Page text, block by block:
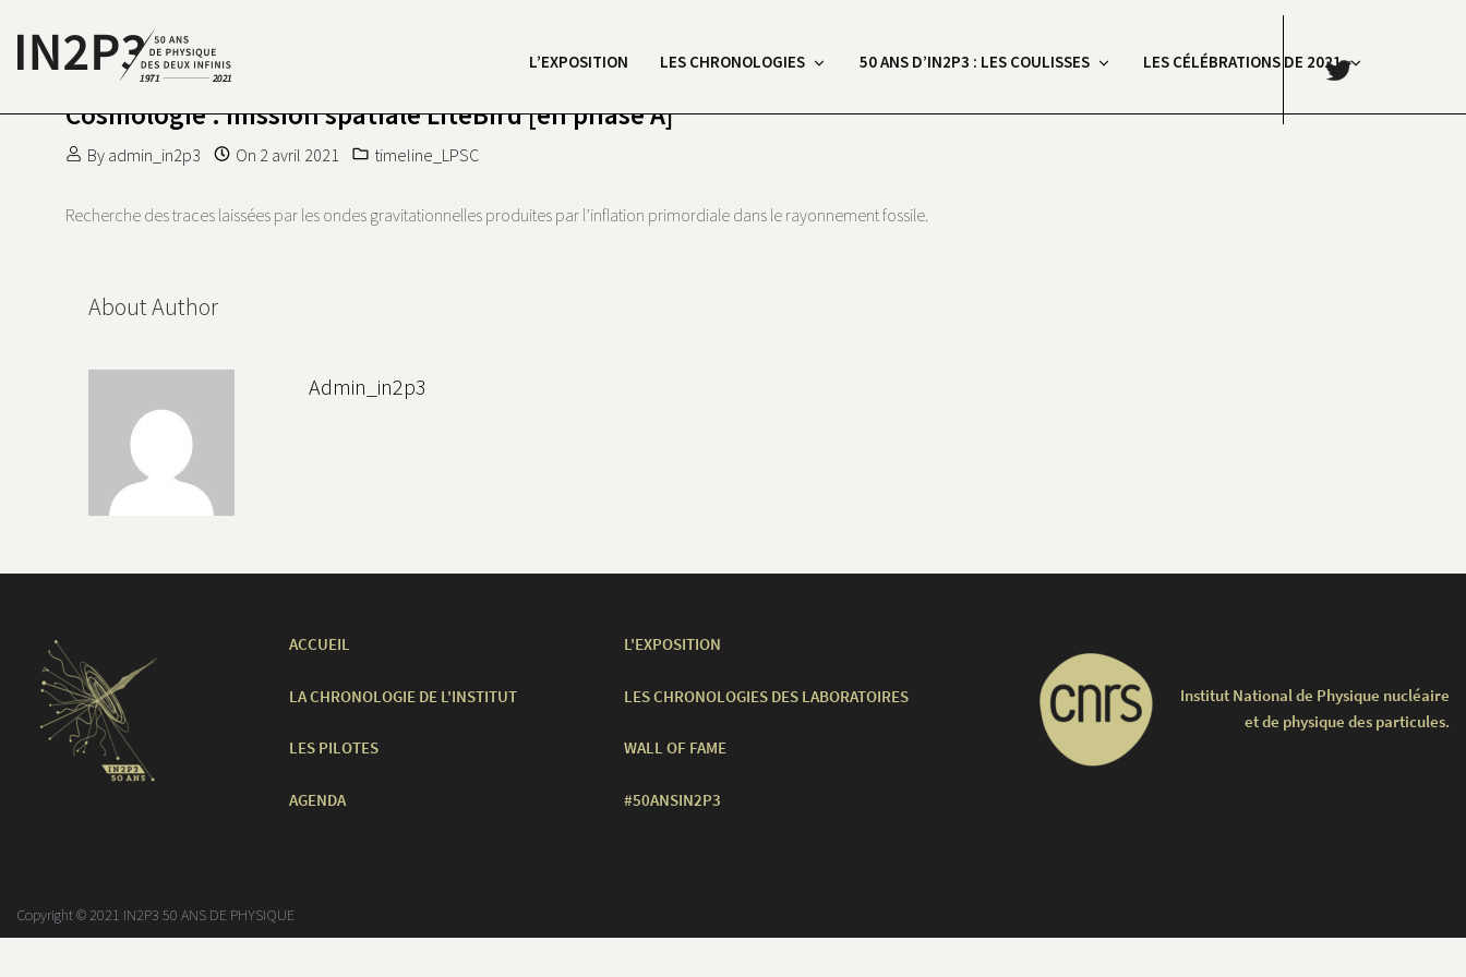
Skip to content
50 ANS DE PHYSIQUE
DEUX INFINIS
L’EXPOSITION LES CHRONOLOGIES 50 ANS D’IN2P3 : LES COULISSES LES CÉLÉBRATIONS DE 2021
.
Cosmologie : mission spatiale LiteBird [en phase A]
By admin_in2p3 On 2 avril 2021 timeline_LPSC
Recherche des traces laissées par les ondes gravitationnelles produites par l’inflation primordiale dans le rayonnement fossile.
About Author
Admin_in2p3
ACCUEIL L'EXPOSITION
LA CHRONOLOGIE DE L'INSTITUT LES CHRONOLOGIES DES LABORATOIRES
LES PILOTES WALL OF FAME
AGENDA #50ANSIN2P3
Institut National de Physique nucléaire
et de physique des particules.
Copyright © 2021 IN2P3 50 ANS DE PHYSIQUE